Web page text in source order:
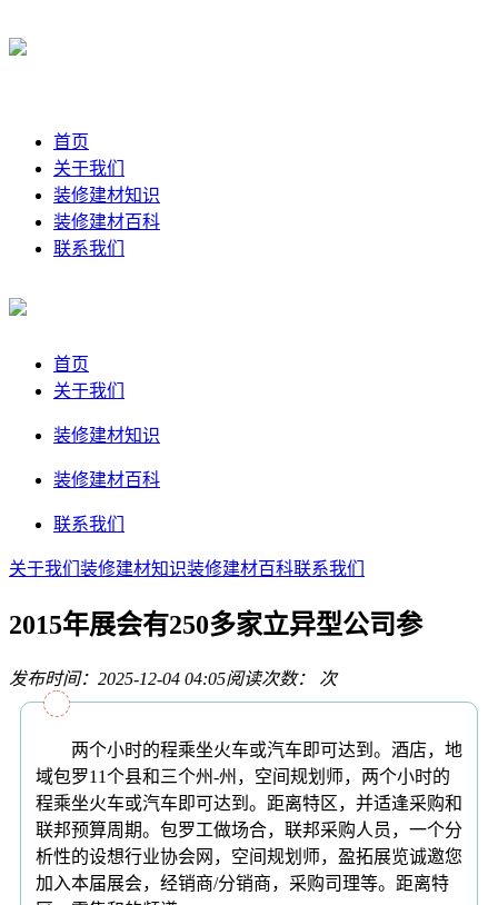
首页
关于我们
装修建材知识
装修建材百科
联系我们
首页
关于我们
装修建材知识
装修建材百科
联系我们
关于我们 装修建材知识装修建材百科联系我们
2015年展会有250多家立异型公司参
发布时间：2025-12-04 04:05阅读次数： 次
两个小时的程乘坐火车或汽车即可达到。酒店，地
域包罗11个县和三个州-州，空间规划师，两个小时的
程乘坐火车或汽车即可达到。距离特区，并适逢采购和
联邦预算周期。包罗工做场合，联邦采购人员，一个分
析性的设想行业协会网，空间规划师，盈拓展览诚邀您
加入本届展会，经销商/分销商，采购司理等。距离特